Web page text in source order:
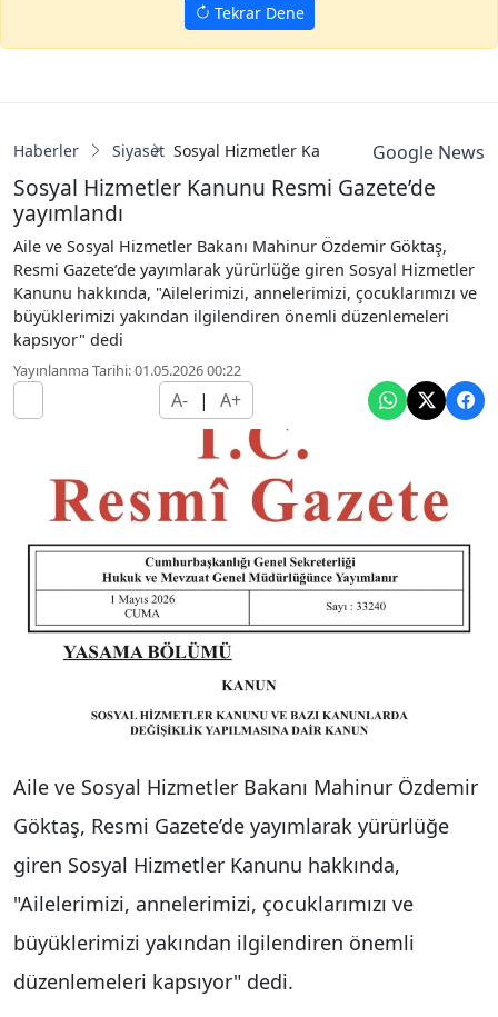
Tekrar Dene
Haberler Siyaset Sosyal Hizmetler Kanunu Resmi Gazete’de
Google News
Sosyal Hizmetler Kanunu Resmi Gazete’de
yayımlandı
Aile ve Sosyal Hizmetler Bakanı Mahinur Özdemir Göktaş,
Resmi Gazete’de yayımlarak yürürlüğe giren Sosyal Hizmetler
Kanunu hakkında, "Ailelerimizi, annelerimizi, çocuklarımızı ve
büyüklerimizi yakından ilgilendiren önemli düzenlemeleri
kapsıyor" dedi
Yayınlanma Tarihi: 01.05.2026 00:22
A- | A+
Aile ve Sosyal Hizmetler Bakanı Mahinur Özdemir
Göktaş, Resmi Gazete’de yayımlarak yürürlüğe
giren Sosyal Hizmetler Kanunu hakkında,
"Ailelerimizi, annelerimizi, çocuklarımızı ve
büyüklerimizi yakından ilgilendiren önemli
düzenlemeleri kapsıyor" dedi.